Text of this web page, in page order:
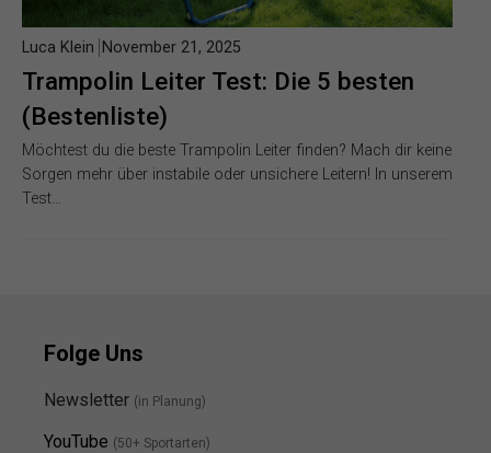
Trampolin Leiter Test: Die 5 besten
(Bestenliste)
Luca Klein November 21, 2025
Möchtest du die beste Trampolin Leiter finden? Mach dir keine
Sorgen mehr über instabile oder unsichere Leitern! In unserem
Test…
Folge Uns
Newsletter (in Planung)
YouTube (50+ Sportarten)